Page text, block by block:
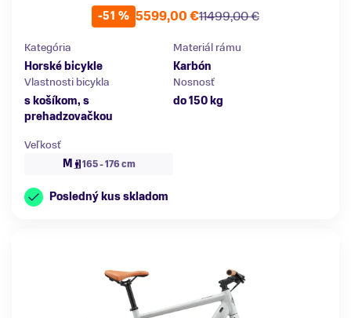
-51 %
11499,00 €
5599,00 €
Kategória
Horské bicykle
Materiál rámu
Karbón
Vlastnosti bicykla
s košíkom, s
prehadzovačkou
Nosnosť
do 150 kg
Veľkosť
M
165 - 176 cm
Posledný kus skladom